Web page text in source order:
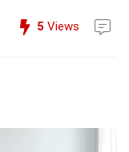
5 Views